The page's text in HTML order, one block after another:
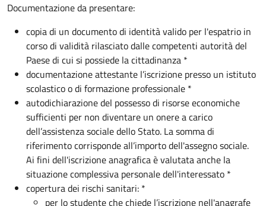
Documentazione da presentare:
copia di un documento di identità valido per l'espatrio in
corso di validità rilasciato dalle competenti autorità del
Paese di cui si possiede la cittadinanza *
documentazione attestante l’iscrizione presso un istituto
scolastico o di formazione professionale *
autodichiarazione del possesso di risorse economiche
sufficienti per non diventare un onere a carico
dell’assistenza sociale dello Stato. La somma di
riferimento corrisponde all’importo dell'assegno sociale.
Ai fini dell'iscrizione anagrafica è valutata anche la
situazione complessiva personale dell'interessato *
copertura dei rischi sanitari: *
per lo studente che chiede l’iscrizione nell'anagrafe